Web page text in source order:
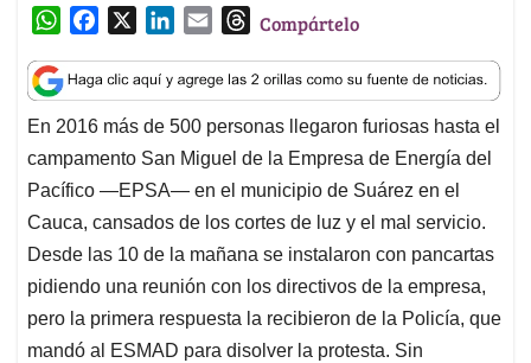
W
a
t
s
A
p
p
c
e
b
o
o
k
n
k
e
d
I
n
a
i
l
T
r
e
a
d
s
Compártelo
En 2016 más de 500 personas llegaron furiosas hasta el
campamento San Miguel de la Empresa de Energía del
Pacífico —EPSA— en el municipio de Suárez en el
Cauca, cansados de los cortes de luz y el mal servicio.
Desde las 10 de la mañana se instalaron con pancartas
pidiendo una reunión con los directivos de la empresa,
pero la primera respuesta la recibieron de la Policía, que
mandó al ESMAD para disolver la protesta. Sin